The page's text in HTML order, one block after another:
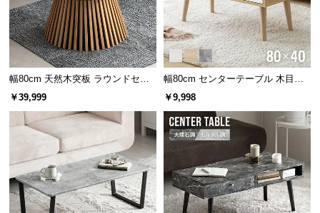
幅80cm 天然木突板 ラウンドセン
ターテーブル 美しい格子デザイン
￥39,999
幅80cm センターテーブル 木目調/
モルタル調 収納付き テーパードレ
￥9,998